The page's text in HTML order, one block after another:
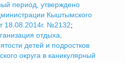
период, утверждено
Кыштымского
18.08.2014г. №2132;
отдыха,
детей и подростков
округа в каникулярный